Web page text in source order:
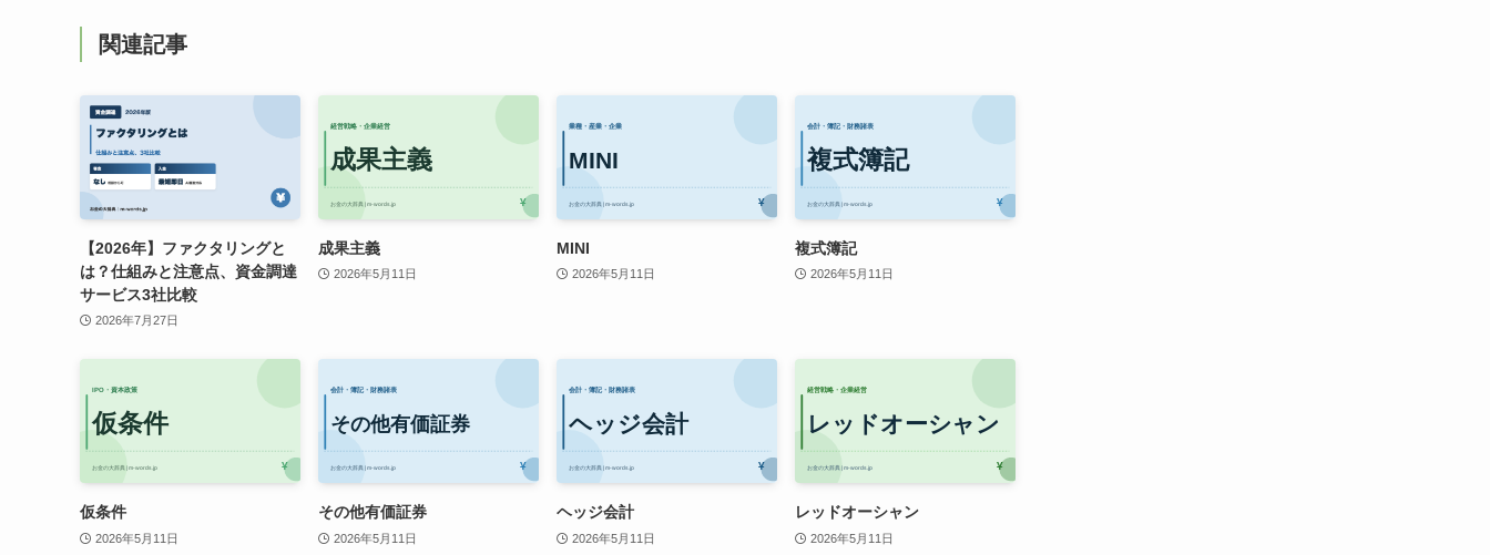
関連記事
【2026年】ファクタリングと
は？仕組みと注意点、資金調達
サービス3社比較
2026年7月27日
成果主義
2026年5月11日
MINI
2026年5月11日
複式簿記
2026年5月11日
仮条件
2026年5月11日
その他有価証券
2026年5月11日
ヘッジ会計
2026年5月11日
レッドオーシャン
2026年5月11日